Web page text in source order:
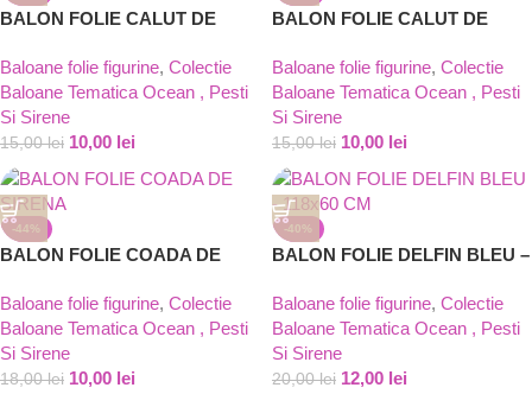
BALON FOLIE CALUT DE
Baloane folie figurine, Colectie
Baloane Tematica Ocean , Pesti
Si Sirene
15,00lei 10,00 lei
BALON FOLIE CALUT DE
Baloane folie figurine, Colectie
Baloane Tematica Ocean , Pesti
Si Sirene
15,00lei 10,00 lei
-44%
BALON FOLIE COADA DE
Baloane folie figurine, Colectie
Baloane Tematica Ocean , Pesti
Si Sirene
18,00lei 10,00 lei
-40%
BALON FOLIE DELFIN BLEU –
Baloane folie figurine, Colectie
Baloane Tematica Ocean , Pesti
Si Sirene
20,00lei 12,00 lei